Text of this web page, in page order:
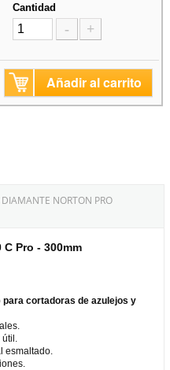
Cantidad
- +
Añadir al carrito
NORTON PRO
Pro - 300mm
para cortadoras de azulejos y
esmaltado.